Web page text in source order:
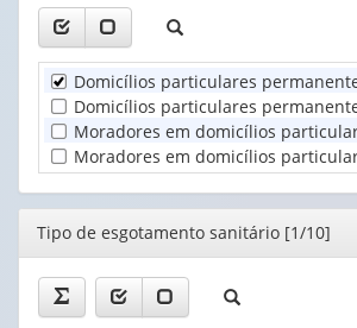
Unidade
Territorial
(1)
do
entorno
(1)
Domicílios particulares
Domicílios particulares
Moradores em domicílios
Moradores em domicílios
Editor
Tipo de esgotamento sanitário [1/10]